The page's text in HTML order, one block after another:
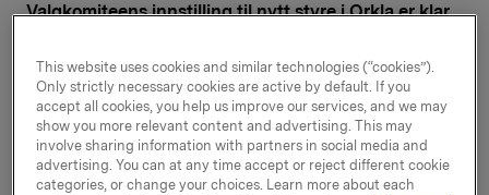
Valgkomiteens innstilling til nytt styre i Orkla er klar.
møte den 21. mai 2013.
Valgkomiteen innstiller på gjenvalg av
styremedlemmene Stein Erik Hagen, Peter Ruzicka,
Jesper Ovesen, Jo Lunder og Grace Reksten
Skaugen.
This website uses cookies and similar technologies (“cookies”).
Only strictly necessary cookies are active by default. If you
accept all cookies, you help us improve our services, and we may
show you more relevant content and advertising. This may
involve sharing information with partners in social media and
advertising. You can at any time accept or reject different cookie
categories, or change your choices. Learn more about each